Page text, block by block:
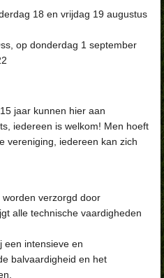
18 en vrijdag 19 augustus
op donderdag 1 september
jaar kunnen hier aan
iedereen is welkom! Men hoeft
vereniging, iedereen kan zich
verzorgd door
alle technische vaardigheden
een intensieve en
balvaardigheid en het